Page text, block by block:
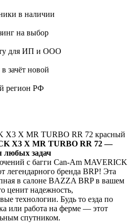
в наличии
на выбор
для ИП и ООО
зачёт новой
регион РФ
X3 X MR TURBO RR 72 красный
X3 X MR TURBO RR 72 —
любых задач
с багги Can-Am MAVERICK
бренда BRP! Эта
в салоне BAZZA BRP в вашем
ценит надежность,
технологии. Будь то езда по
или работа на ферме — этот
спутником.